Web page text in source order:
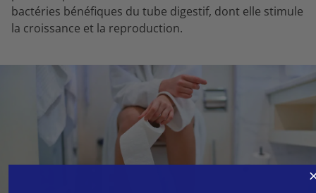
bactéries bénéfiques du tube digestif, dont elle stimule
la croissance et la reproduction.